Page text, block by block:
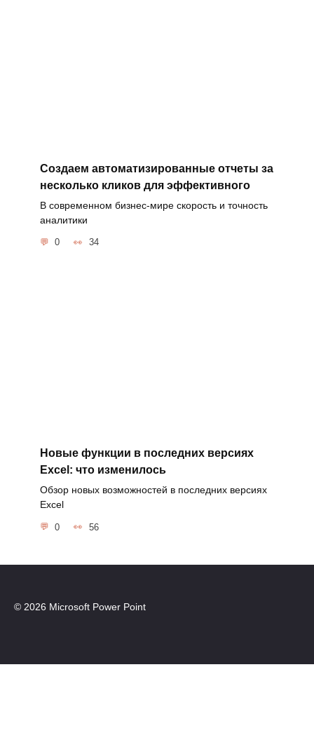
Создаем автоматизированные отчеты за
несколько кликов для эффективного
В современном бизнес-мире скорость и точность
аналитики
0 34
Новые функции в последних версиях
Excel: что изменилось
Обзор новых возможностей в последних версиях
Excel
0 56
© 2026 Microsoft Power Point